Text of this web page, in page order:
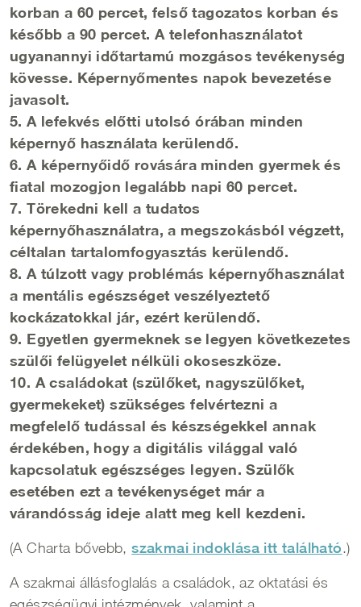
korban a 60 percet, felső tagozatos korban és
később a 90 percet. A telefonhasználatot
ugyanannyi időtartamú mozgásos tevékenység
kövesse. Képernyőmentes napok bevezetése
javasolt.
5. A lefekvés előtti utolsó órában minden
képernyő használata kerülendő.
6. A képernyőidő rovására minden gyermek és
fiatal mozogjon legalább napi 60 percet.
7. Törekedni kell a tudatos
képernyőhasználatra, a megszokásból végzett,
céltalan tartalomfogyasztás kerülendő.
8. A túlzott vagy problémás képernyőhasználat
a mentális egészséget veszélyeztető
kockázatokkal jár, ezért kerülendő.
9. Egyetlen gyermeknek se legyen következetes
szülői felügyelet nélküli okoseszköze.
10. A családokat (szülőket, nagyszülőket,
gyermekeket) szükséges felvértezni a
megfelelő tudással és készségekkel annak
érdekében, hogy a digitális világgal való
kapcsolatuk egészséges legyen. Szülők
esetében ezt a tevékenységet már a
várandósság ideje alatt meg kell kezdeni.
(A Charta bővebb,szakmai indoklása itt található.)
A szakmai állásfoglalás a családok, az oktatási és